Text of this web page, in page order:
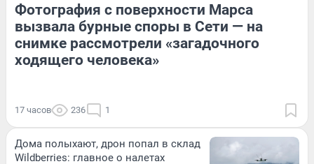
Фотография с поверхности Марса
вызвала бурные споры в Сети — на
снимке рассмотрели «загадочного
ходящего человека»
17 часов 236 1
Дома полыхают, дрон попал в склад
Wildberries: главное о налетах